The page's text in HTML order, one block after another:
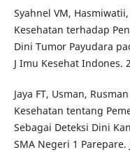
Syahnel VM,
Kesehatan terhadap
Dini Tumor Payudara
J Imu Kesehat Indones.
Jaya FT, Usman,
Kesehatan tentang
Sebagai Deteksi Dini
SMA Negeri 1